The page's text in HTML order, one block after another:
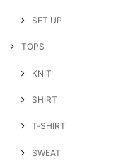
SET UP
TOPS
KNIT
SHIRT
T‐SHIRT
SWEAT